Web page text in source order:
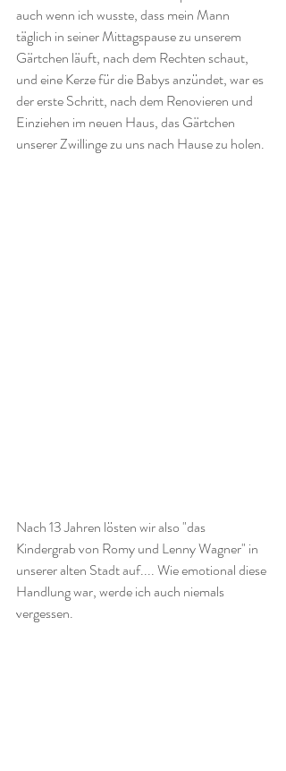
auch wenn ich wusste, dass mein Mann
täglich in seiner Mittagspause zu unserem
Gärtchen läuft, nach dem Rechten schaut,
und eine Kerze für die Babys anzündet, war es
der erste Schritt, nach dem Renovieren und
Einziehen im neuen Haus, das Gärtchen
unserer Zwillinge zu uns nach Hause zu holen.
Nach 13 Jahren lösten wir also "das
Kindergrab von Romy und Lenny Wagner" in
unserer alten Stadt auf.... Wie emotional diese
Handlung war, werde ich auch niemals
vergessen.